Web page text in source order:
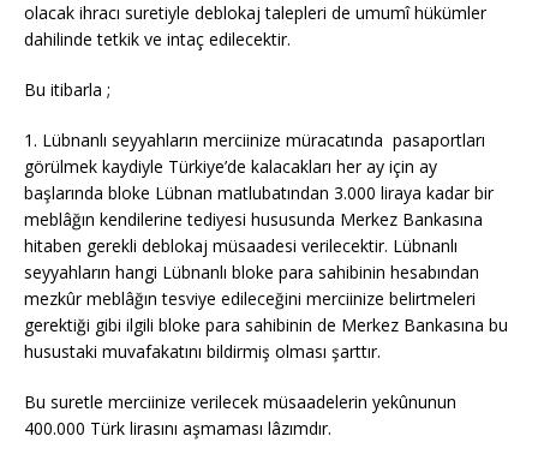
olacak ihracı suretiyle deblokaj talepleri de umumî hükümler
dahilinde tetkik ve intaç edilecektir.
Bu itibarla ;
1. Lübnanlı seyyahların merciinize müracatında pasaportları
görülmek kaydiyle Türkiye’de kalacakları her ay için ay
başlarında bloke Lübnan matlubatından 3.000 liraya kadar bir
meblâğın kendilerine tediyesi hususunda Merkez Bankasına
hitaben gerekli deblokaj müsaadesi verilecektir. Lübnanlı
seyyahların hangi Lübnanlı bloke para sahibinin hesabından
mezkûr meblâğın tesviye edileceğini merciinize belirtmeleri
gerektiği gibi ilgili bloke para sahibinin de Merkez Bankasına bu
husustaki muvafakatını bildirmiş olması şarttır.
Bu suretle merciinize verilecek müsaadelerin yekûnunun
400.000 Türk lirasını aşmaması lâzımdır.